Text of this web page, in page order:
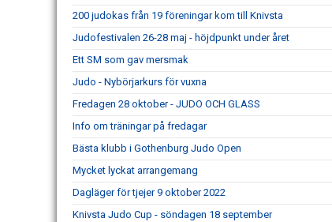
200 judokas från 19 föreningar kom till Knivsta
Judofestivalen 26-28 maj - höjdpunkt under året
Ett SM som gav mersmak
Judo - Nybörjarkurs för vuxna
Fredagen 28 oktober - JUDO OCH GLASS
Info om träningar på fredagar
Bästa klubb i Gothenburg Judo Open
Mycket lyckat arrangemang
Dagläger för tjejer 9 oktober 2022
Knivsta Judo Cup - söndagen 18 september